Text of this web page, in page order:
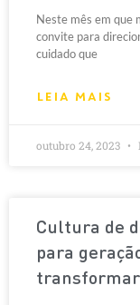
Neste mês em que
convite para
cuidado que
LEIA MAIS
outubro 24, 2023
Cultura de
para